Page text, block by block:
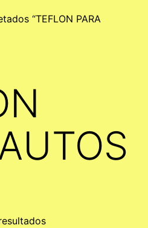
“TEFLON PARA